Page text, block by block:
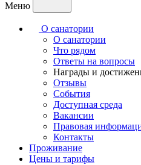
Меню
О санатории
О санатории
Что рядом
Ответы на вопросы
Награды и
Отзывы
События
Доступная среда
Вакансии
Правовая
Контакты
Проживание
Цены и тарифы